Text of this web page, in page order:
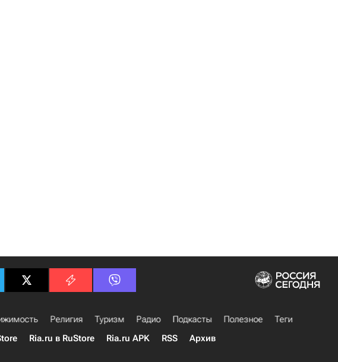
Религия Туризм Радио Подкасты Полезное
Теги
Ria.ru в RuStore Ria.ru APK RSS Архив